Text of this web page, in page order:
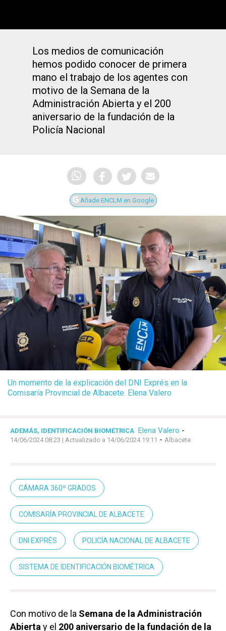
Los medios de comunicación
hemos podido conocer de primera
mano el trabajo de los agentes con
motivo de la Semana de la
Administración Abierta y el 200
aniversario de la fundación de la
Policía Nacional
Añade ENCLM en Google
Un momento de la explicación del DNI Exprés en la
Comisaría Provincial de Albacete. Elena Valero
ADEMÁS, IDENTIFICACIÓN BIOMÉTRICA Elena Valero -
14/06/2024 08:23 | Actualizado a 14/06/2024 19:11 - Albacete
CÁMARA 360º GRADOS
COMISARÍA PROVINCIAL DE ALBACETE
DNI EXPRÉS POLICÍA NACIONAL DE ALBACETE
SISTEMA DE IDENTIFICACIÓN BIOMÉTRICA
Con motivo de la Semana de la Administración
Abierta y el 200 aniversario de la fundación de la